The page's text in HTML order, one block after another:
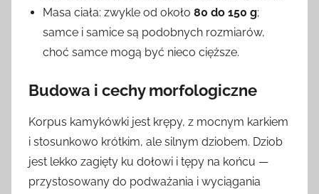
Masa ciała: zwykle od około 80 do 150 g;
samce i samice są podobnych rozmiarów,
choć samce mogą być nieco cięższe.
Budowa i cechy morfologiczne
Korpus kamykówki jest krępy, z mocnym karkiem
i stosunkowo krótkim, ale silnym dziobem. Dziob
jest lekko zagięty ku dołowi i tępy na końcu —
przystosowany do podważania i wyciągania